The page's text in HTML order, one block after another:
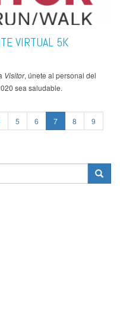
VIRTUAL 5K
Visitor, únete al personal del
sea saludable.
5 6 7 8
9